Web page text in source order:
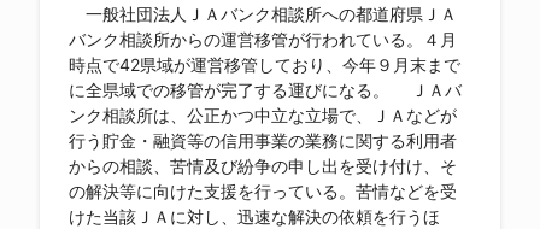
一般社団法人ＪＡバンク相談所への都道府県ＪＡ
バンク相談所からの運営移管が行われている。４月
時点で42県域が運営移管しており、今年９月末まで
に全県域での移管が完了する運びになる。 ＪＡバ
ンク相談所は、公正かつ中立な立場で、ＪＡなどが
行う貯金・融資等の信用事業の業務に関する利用者
からの相談、苦情及び紛争の申し出を受け付け、そ
の解決等に向けた支援を行っている。苦情などを受
けた当該ＪＡに対し、迅速な解決の依頼を行うほ